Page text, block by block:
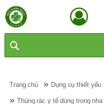
Trang chủ » Dụng cụ thiết yếu
» Thùng rác y tế dùng trong